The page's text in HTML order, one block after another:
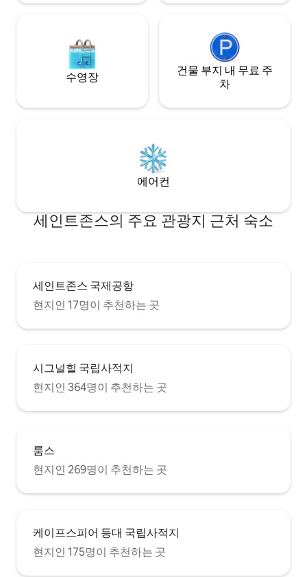
수영장
건물 부지 내 무료 주
차
에어컨
세인트존스의 주요 관광지 근처 숙소
세인트존스 국제공항
현지인 17명이 추천하는 곳
시그널힐 국립사적지
현지인 364명이 추천하는 곳
룸스
현지인 269명이 추천하는 곳
케이프스피어 등대 국립사적지
현지인 175명이 추천하는 곳